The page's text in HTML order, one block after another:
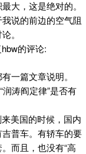
大，这是绝对的。
说的前边的空气阻
。
的评论:
一篇文章说明。
涛阎定律”是否有
美国的时候，国内
普车。有轿车的要
而且，也没有“高